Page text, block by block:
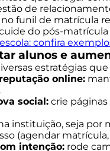
de
funil de matrícula
do pós-matrícula
confira
alunos e
estratégias
online:
social: crie
instituição, seja por
(agendar
intenção: rode